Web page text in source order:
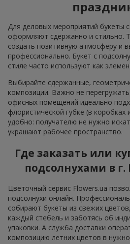
Для деловых мероприятий букеты
оформляют сдержанно и стильно.
создать позитивную атмосферу и
профессионально. Букет с
стиле часто используют как
Выбирайте сдержанные,
композиции. Важно не
офисных помещений идеально
флористической губке (в коробках
удобно: получателю не нужно
украшают рабочее пространство.
Где заказать или
подсолнухами в
Цветочный сервис Flowers.ua
подсолнухи онлайн.
собирают букеты из свежих
каждый стебель и заботясь об
упаковки. А служба доставки
композицию летних цветов в